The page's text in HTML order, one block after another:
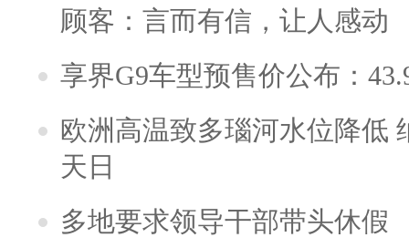
顾客：言而有信，让人感动
享界G9车型预售价公布：
欧洲高温致多瑙河水位降低
天日
多地要求领导干部带头休假